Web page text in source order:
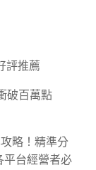
推薦
破百萬點
略！精準分
平台經營者必